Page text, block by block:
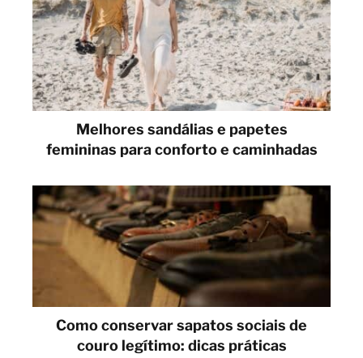
Melhores sandálias e papetes
femininas para conforto e caminhadas
Como conservar sapatos sociais de
couro legítimo: dicas práticas